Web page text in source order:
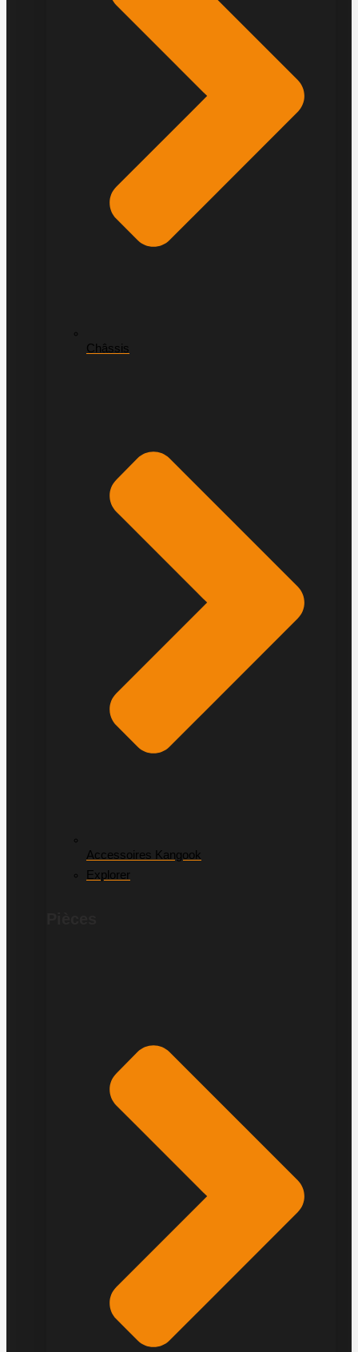
Châssis
Accessoires Kangook
Explorer